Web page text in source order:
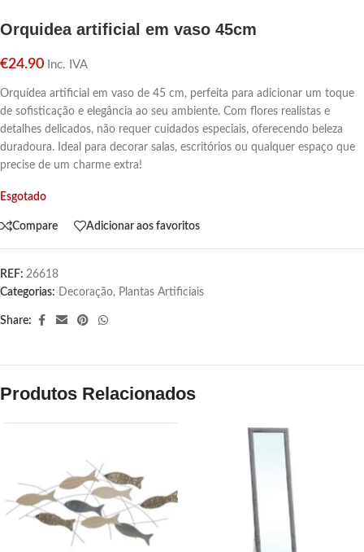
Orquidea artificial em vaso 45cm
€24.90 Inc. IVA
Orquídea artificial em vaso de 45 cm, perfeita para adicionar um toque
de sofisticação e elegância ao seu ambiente. Com flores realistas e
detalhes delicados, não requer cuidados especiais, oferecendo beleza
duradoura. Ideal para decorar salas, escritórios ou qualquer espaço que
precise de um charme extra!
Esgotado
Compare Adicionar aos favoritos
REF: 26618
Categorias: Decoração, Plantas Artificiais
Share:
Produtos Relacionados